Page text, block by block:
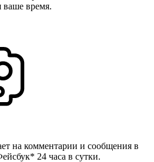
ваше время.
на комментарии и сообщения в
24 часа в сутки.